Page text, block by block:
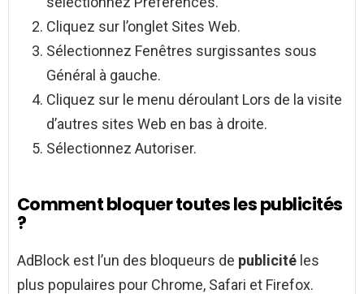
Cliquez sur l’onglet Sites Web.
Sélectionnez Fenêtres surgissantes sous
Général à gauche.
Cliquez sur le menu déroulant Lors de la visite
d’autres sites Web en bas à droite.
Sélectionnez Autoriser.
Comment bloquer toutes les publicités
?
AdBlock est l’un des bloqueurs de publicité les
plus populaires pour Chrome, Safari et Firefox.